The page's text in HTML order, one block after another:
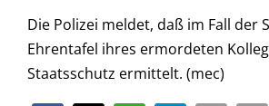
Die Polizei meldet, daß im Fall der
Ehrentafel ihres ermordeten
Staatsschutz ermittelt. (mec)